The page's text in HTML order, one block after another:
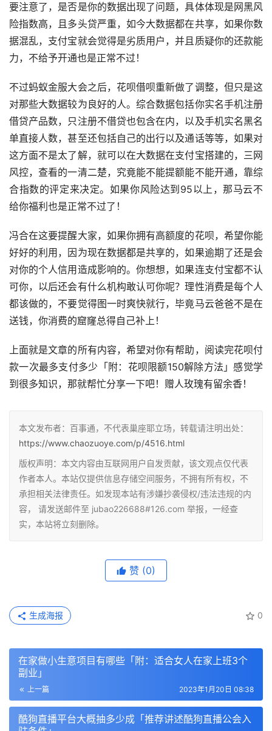
要注意了，是否是你的数据出现了问题，具体体现是网黑风
险指数高，且多头贷严重，如今大数据都在共享，如果你数
据混乱，支付宝就会觉得是劣质用户，并且质疑你的还款能
力，不给予开通也是正常不过！
不过蚂蚁金服大会之后，花呗借呗重新做了调整，但只是这
对那些大数据较为良好的人。综合数据包括你实名手机注册
借贷产品数，只注册不借贷也包含在内，以及手机实名黑名
单直接人数，甚至还包括自己的出行以及通话等等，如果对
这方面不是太了解，就可以在大数据在支付宝搭建的，三网
风控，查看的一清二楚，究竟能不能提额能不能开通，靠综
合指数的评定来决定。如果你风险达到95以上，那马云不
给你福利也是正常不过了！
冯合在这要提醒大家，如果你拥有高额度的花呗，希望你能
好好的利用，因为现在数据都是共享的，如果逾期了还是会
对你的个人信用造成影响的。你想想，如果连支付宝都不认
可你，以后还会有什么机构敢认可你呢？理性消费是每个人
都该做的，不要觉得图一时爽快就行，毕竟马云爸爸不是在
送钱，你消费的窟窿总得自己补上！
上面就是文章的所有内容，希望对你有帮助，阅读完花呗付
款一次最多支付多少「附：花呗限额150解除方法」感觉学
到很多知识，那就帮忙分享一下吧！赠人玫瑰有留余香！
本文发布者：百事通，不代表巢座耶立场，转载请注明出处：
https://www.chaozuoye.com/p/4516.html
版权声明：本文内容由互联网用户自发贡献，该文观点仅代表
作者本人。本站仅提供信息存储空间服务，不拥有所有权，不
承担相关法律责任。如发现本站有涉嫌抄袭侵权/违法违规的内
容， 请发送邮件至 jubao226688#126.com 举报，一经查
实，本站将立刻删除。
赞 (0)
0
生成海报
在家做小生意项目有哪些「附：适合女人在家上班3个
副业」
上一篇 2023年1月20日 08:38
酷狗直播平台大概抽多少成「推荐讲述酷狗直播公会入